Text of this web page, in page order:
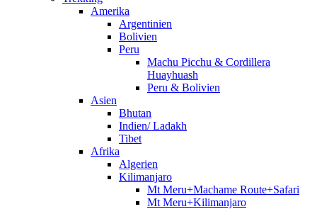
Amerika
Argentinien
Bolivien
Peru
Machu Picchu & Cordillera
Huayhuash
Peru & Bolivien
Asien
Bhutan
Indien/ Ladakh
Tibet
Afrika
Algerien
Kilimanjaro
Mt Meru+Machame Route+Safari
Mt Meru+Kilimanjaro